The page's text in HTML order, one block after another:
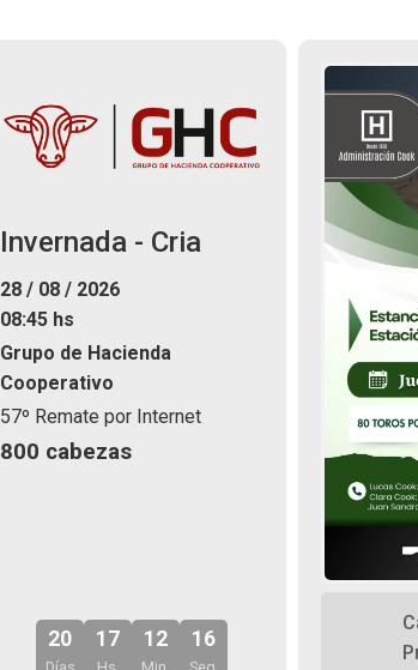
Invernada - Cria
28 / 08 / 2026
08:45 hs
Grupo de Hacienda
Cooperativo
57º Remate por Internet
800 cabezas
20 17 12 14